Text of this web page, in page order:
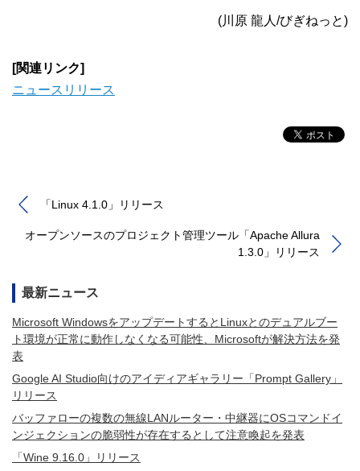
(川原 龍人/びぎねっと)
[関連リンク]
ニュースリリース
「Linux 4.1.0」リリース
オープンソースのプロジェクト管理ツール「Apache Allura
1.3.0」リリース
最新ニュース
Microsoft WindowsをアップデートするとLinuxとのデュアルブー
ト環境が正常に動作しなくなる可能性、Microsoftが解決方法を発
表
Google AI Studio向けのアイディアギャラリー「Prompt Gallery」
リリース
バッファローの複数の無線LANルーター・中継器にOSコマンドイ
ンジェクションの脆弱性が存在するとして注意喚起を発表
「Wine 9.16.0」リリース